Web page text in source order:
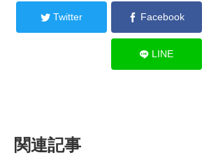
Twitter Facebook
LINE
関連記事